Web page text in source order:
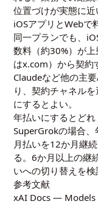
位置づけが実態に近
iOSアプリとWebで
同一プランでも、
数料（約30%）が
はx.com）から契約
Claudeなど他の主
り、契約チャネル
にするとよい。
年払いにするとど
SuperGrokの場合、
月払いを12か月継
る。6か月以上の継
いへの切り替えを検
参考文献
xAI Docs — Models